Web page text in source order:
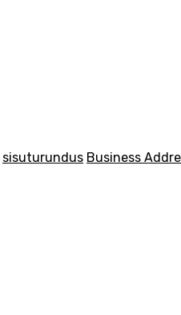
sisuturundus Business